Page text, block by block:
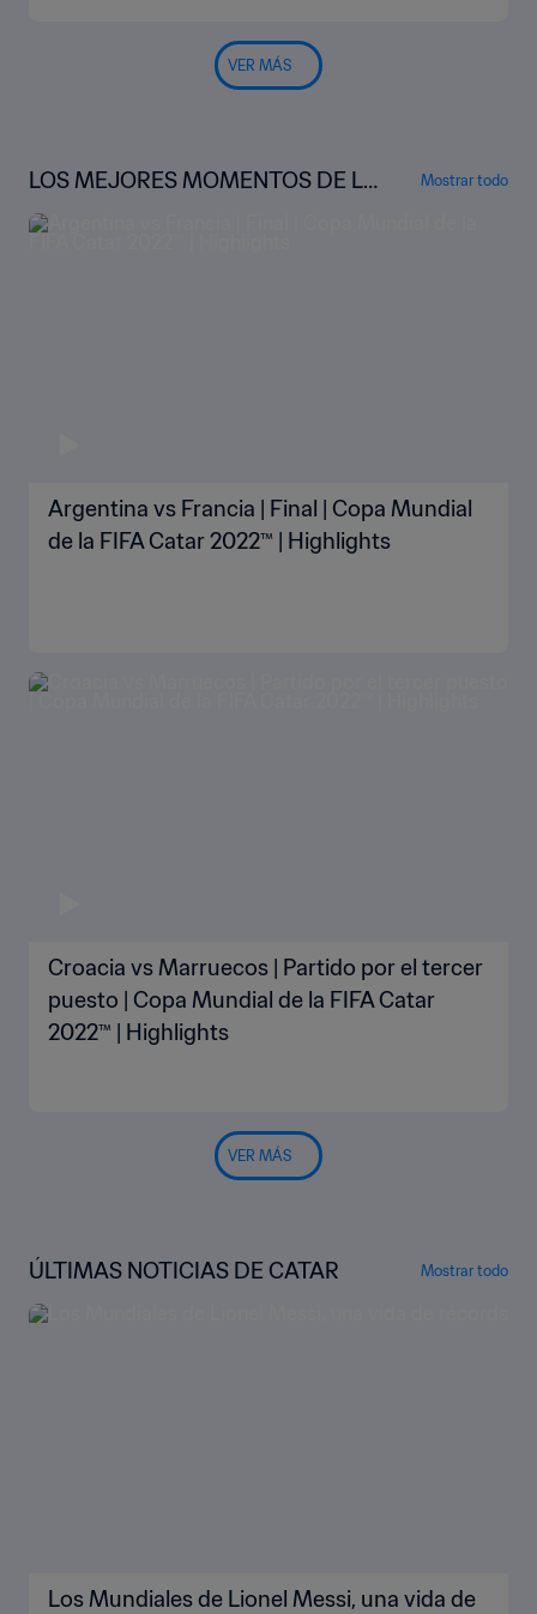
VER MÁS
LOS MEJORES MOMENTOS DE LA
COPA MUNDIAL
Mostrar todo
Argentina vs Francia | Final | Copa Mundial
de la FIFA Catar 2022™ | Highlights
Croacia vs Marruecos | Partido por el tercer
puesto | Copa Mundial de la FIFA Catar
2022™ | Highlights
VER MÁS
ÚLTIMAS NOTICIAS DE CATAR Mostrar todo
Los Mundiales de Lionel Messi, una vida de